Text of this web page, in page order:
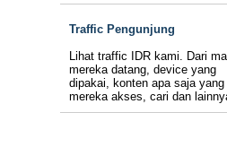
Traffic Pengunjung
Lihat traffic IDR kami. Dari
mereka datang, device yang
dipakai, konten apa saja yang
mereka akses, cari dan